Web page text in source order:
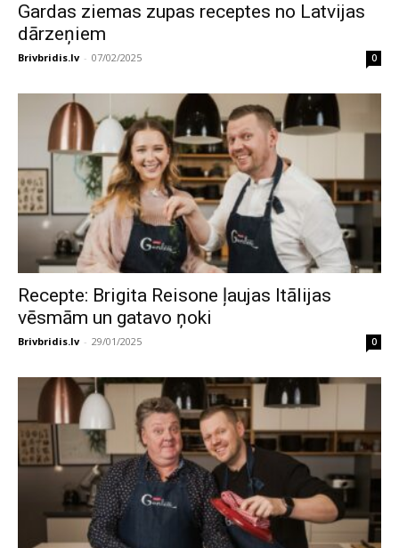
Gardas ziemas zupas receptes no Latvijas
dārzeņiem
Brivbridis.lv - 07/02/2025 0
Recepte: Brigita Reisone ļaujas Itālijas
vēsmām un gatavo ņoki
Brivbridis.lv - 29/01/2025 0